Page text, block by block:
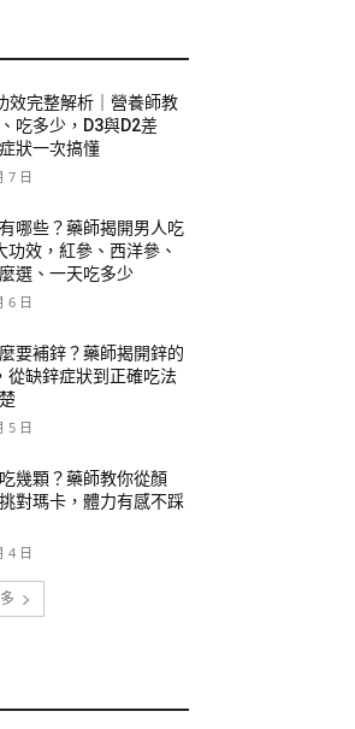
效完整解析｜營養師教
吃多少，D3與D2差
狀一次搞懂
7 日
哪些？藥師揭開男人吃
功效，紅參、西洋參、
選、一天吃多少
6 日
要補鋅？藥師揭開鋅的
從缺鋅症狀到正確吃法
5 日
幾顆？藥師教你從顏
對瑪卡，體力有感不踩
4 日